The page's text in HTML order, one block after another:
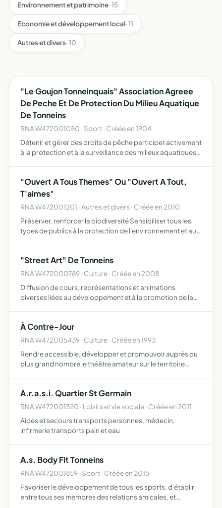
Environnement et patrimoine· 15
Economie et développement local· 11
Autres et divers· 10
"Le Goujon Tonneinquais" Association Agreee
De Peche Et De Protection Du Milieu Aquatique
De Tonneins
RNA W472001050 · Sport · Créée en 1904
Détenir et gérer des droits de pêche participer activement
à la protection et à la surveillance des milieux aquatiques
"Ouvert A Tous Themes" Ou "Ouvert A Tout,
T'aimes"
RNA W472001201 · Autres et divers · Créée en 2010
Préserver, renforcer la biodiversité Sensibiliser tous les
types de publics à la protection de l'environnement et au
développeme…
"Street Art" De Tonneins
RNA W472000789 · Culture · Créée en 2008
Diffusion de cours, représentations et animations
diverses liées au développement et à la promotion de la
À Contre-Jour
RNA W472005439 · Culture · Créée en 1993
Rendre accessible, développer et promouvoir auprès du
plus grand nombre le théâtre amateur sur le territoire
A.r.a.s.i. Quartier St Germain
RNA W472001320 · Loisirs et vie sociale · Créée en 2011
Aides et secours transports personnes, médecin,
infirmerie transports pain et eau
A.s. Body Fit Tonneins
RNA W472001859 · Sport · Créée en 2015
Favoriser le développement de tous les sports, d'établir
entre tous ses membres des relations amicales, et